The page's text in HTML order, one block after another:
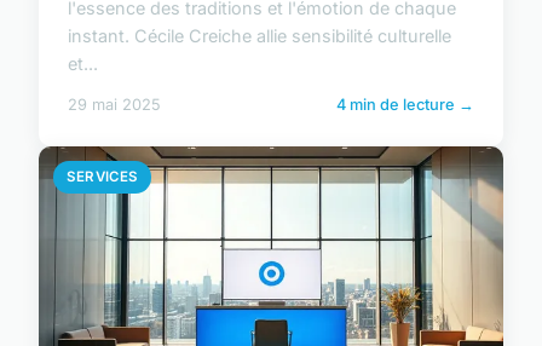
l'essence des traditions et l'émotion de chaque
instant. Cécile Creiche allie sensibilité culturelle
et...
29 mai 2025 4 min de lecture →
SERVICES